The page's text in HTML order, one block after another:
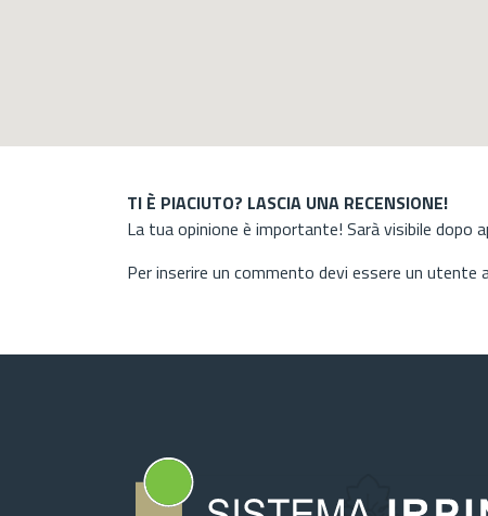
TI È PIACIUTO? LASCIA UNA RECENSIONE!
La tua opinione è importante! Sarà visibile dopo
Per inserire un commento devi essere un utente